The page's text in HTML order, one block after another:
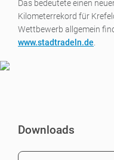
Das bedeutete einen
Kilometerrekord für
Wettbewerb allgemein
www.stadtradeln.de
Downloads